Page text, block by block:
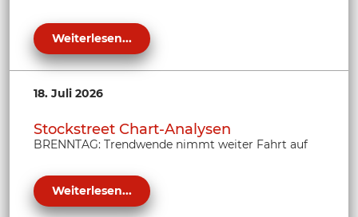
Weiterlesen...
18. Juli 2026
Stockstreet Chart-Analysen
BRENNTAG: Trendwende nimmt weiter Fahrt auf
Weiterlesen...